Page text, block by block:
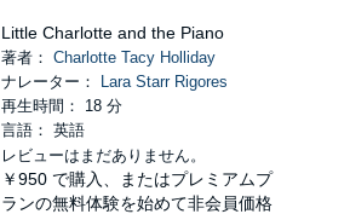
Little Charlotte and the Piano
著者： Charlotte Tacy Holliday
ナレーター：
Lara Starr Rigores
再生時間： 18 分
言語： 英語
レビューはまだありません。
￥950 で購入、またはプレミアムプ
ランの無料体験を始めて非会員価格